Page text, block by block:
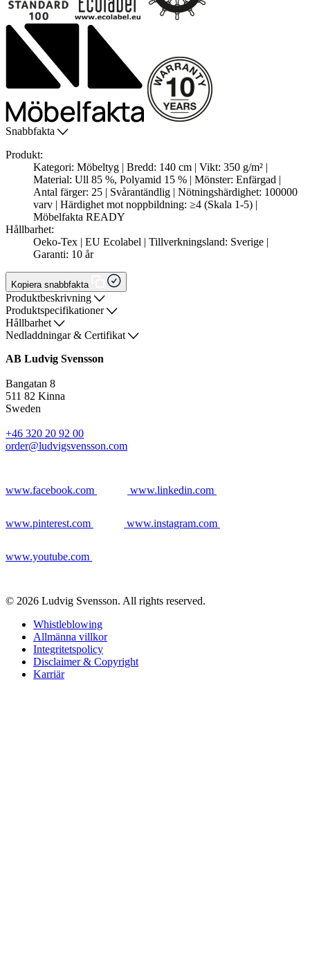
Snabbfakta
Produkt:
Kategori: Möbeltyg | Bredd: 140 cm | Vikt: 350 g/m² |
Material: Ull 85 %, Polyamid 15 % | Mönster: Enfärgad |
Antal färger: 25 | Svårantändlig | Nötningshärdighet: 100000
varv | Härdighet mot noppbildning: ≥4 (Skala 1-5) |
Möbelfakta READY
Hållbarhet:
Oeko-Tex | EU Ecolabel | Tillverkningsland: Sverige |
Garanti: 10 år
Kopiera snabbfakta
Produktbeskrivning
Produktspecifikationer
Hållbarhet
Nedladdningar & Certifikat
AB Ludvig Svensson
Bangatan 8
511 82 Kinna
Sweden
+46 320 20 92 00
order@ludvigsvensson.com
www.facebook.com www.linkedin.com
www.pinterest.com www.instagram.com
www.youtube.com
© 2026 Ludvig Svensson. All rights reserved.
Whistleblowing
Allmänna villkor
Integritetspolicy
Disclaimer & Copyright
Karriär